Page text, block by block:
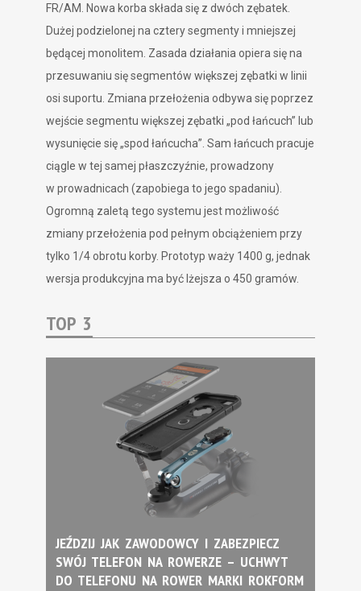
FR/AM. Nowa korba składa się z dwóch zębatek.
Dużej podzielonej na cztery segmenty i mniejszej
będącej monolitem. Zasada działania opiera się na
przesuwaniu się segmentów większej zębatki w linii
osi suportu. Zmiana przełożenia odbywa się poprzez
wejście segmentu większej zębatki „pod łańcuch” lub
wysunięcie się „spod łańcucha”. Sam łańcuch pracuje
ciągle w tej samej płaszczyźnie, prowadzony
w prowadnicach (zapobiega to jego spadaniu).
Ogromną zaletą tego systemu jest możliwość
zmiany przełożenia pod pełnym obciążeniem przy
tylko 1/4 obrotu korby. Prototyp waży 1400 g, jednak
wersja produkcyjna ma być lżejsza o 450 gramów.
TOP 3
JEŹDZIJ JAK ZAWODOWCY I ZABEZPIECZ
SWÓJ TELEFON NA ROWERZE – UCHWYT
DO TELEFONU NA ROWER MARKI ROKFORM